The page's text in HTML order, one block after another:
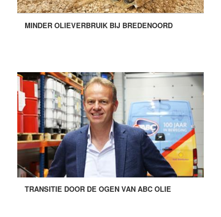
MINDER OLIEVERBRUIK BIJ BREDENOORD
TRANSITIE DOOR DE OGEN VAN ABC OLIE